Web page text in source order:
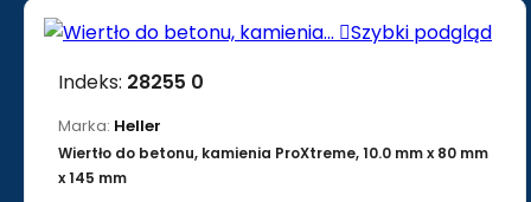
Szybki podgląd
Indeks: 28255 0
Marka: Heller
Wiertło do betonu, kamienia ProXtreme, 10.0 mm x 80 mm
x 145 mm